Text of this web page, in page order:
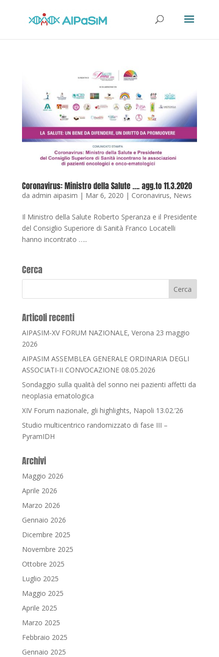
Coronavirus: Ministro della Salute …. agg.to 11.3.2020
da admin aipasim | Mar 6, 2020 | Coronavirus, News
Il Ministro della Salute Roberto Speranza e il Presidente
del Consiglio Superiore di Sanità Franco Locatelli
hanno incontrato …..
Cerca
Articoli recenti
AIPASIM-XV FORUM NAZIONALE, Verona 23 maggio
2026
AIPASIM ASSEMBLEA GENERALE ORDINARIA DEGLI
ASSOCIATI-II CONVOCAZIONE 08.05.2026
Sondaggio sulla qualità del sonno nei pazienti affetti da
neoplasia ematologica
XIV Forum nazionale, gli highlights, Napoli 13.02.’26
Studio multicentrico randomizzato di fase III –
PyramIDH
Archivi
Maggio 2026
Aprile 2026
Marzo 2026
Gennaio 2026
Dicembre 2025
Novembre 2025
Ottobre 2025
Luglio 2025
Maggio 2025
Aprile 2025
Marzo 2025
Febbraio 2025
Gennaio 2025